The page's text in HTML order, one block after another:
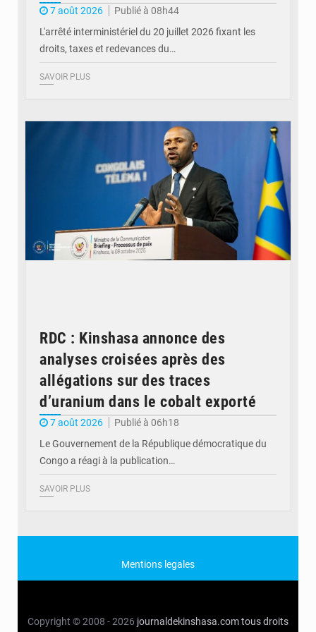
7 août 2026
Publié à 08h44
L'arrêté interministériel du 20 juillet 2026 fixant les
droits, taxes et redevances du…
SAVOIR PLUS
RDC : Kinshasa annonce des
analyses croisées après des
allégations sur des traces
d’uranium dans le cobalt exporté
7 août 2026
Publié à 06h18
Le Gouvernement de la République démocratique du
Congo a réagi à la publication…
SAVOIR PLUS
Mentions legales
Copyright © 2008 - 2026 journaldekinshasa.comtous droits